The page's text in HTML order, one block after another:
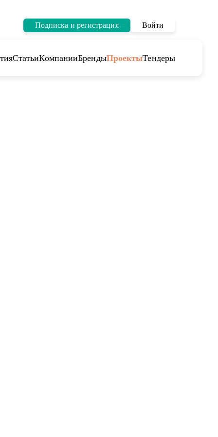
Подписка и регистрация Войти
СтатьиКомпанииБрендыПроектыТендеры